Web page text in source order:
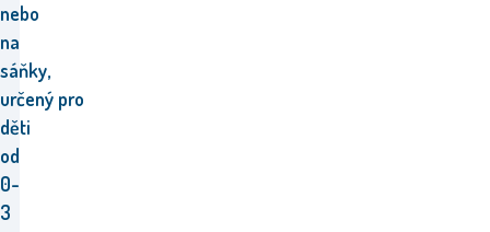
nebo
na
sáňky,
určený pro
děti
od
0-
3